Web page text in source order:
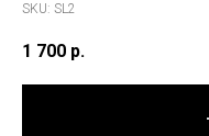
SKU: SL2
1 700 р.